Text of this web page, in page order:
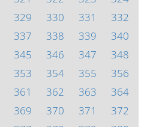
329 330 331
332
337 338 339
340
345 346 347
348
353 354 355
356
361 362 363
364
369 370 371
372